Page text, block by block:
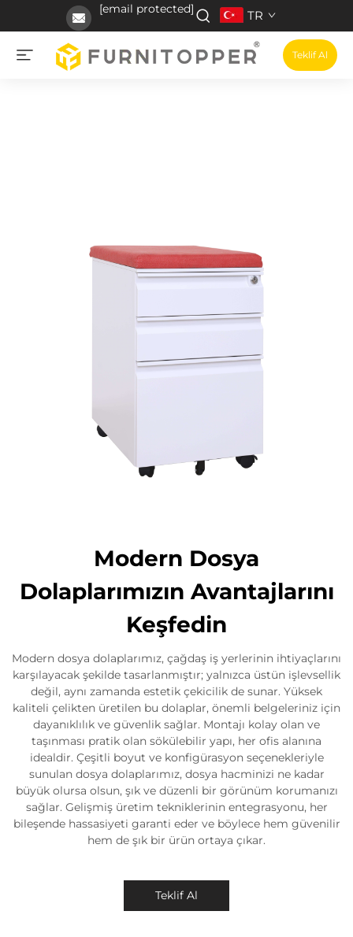
[email protected] TR
Teklif Al
Modern Dosya
Dolaplarımızın Avantajlarını
Keşfedin
Modern dosya dolaplarımız, çağdaş iş yerlerinin ihtiyaçlarını
karşılayacak şekilde tasarlanmıştır; yalnızca üstün işlevsellik
değil, aynı zamanda estetik çekicilik de sunar. Yüksek
kaliteli çelikten üretilen bu dolaplar, önemli belgeleriniz için
dayanıklılık ve güvenlik sağlar. Montajı kolay olan ve
taşınması pratik olan sökülebilir yapı, her ofis alanına
idealdir. Çeşitli boyut ve konfigürasyon seçenekleriyle
sunulan dosya dolaplarımız, dosya hacminizi ne kadar
büyük olursa olsun, şık ve düzenli bir görünüm korumanızı
sağlar. Gelişmiş üretim tekniklerinin entegrasyonu, her
bileşende hassasiyeti garanti eder ve böylece hem güvenilir
hem de şık bir ürün ortaya çıkar.
Teklif Al